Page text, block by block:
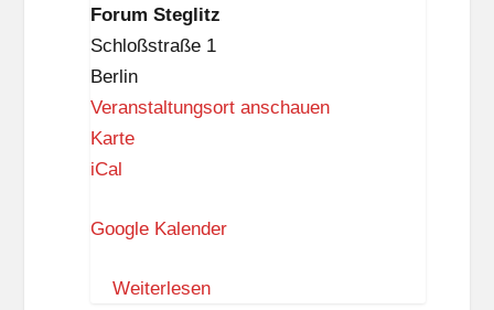
Forum Steglitz
Schloßstraße 1
Berlin
Veranstaltungsort anschauen
KarteF
u
S
iCal
Google Kalender
Weiterlesen